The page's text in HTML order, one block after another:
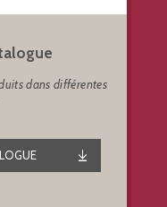
dans différentes